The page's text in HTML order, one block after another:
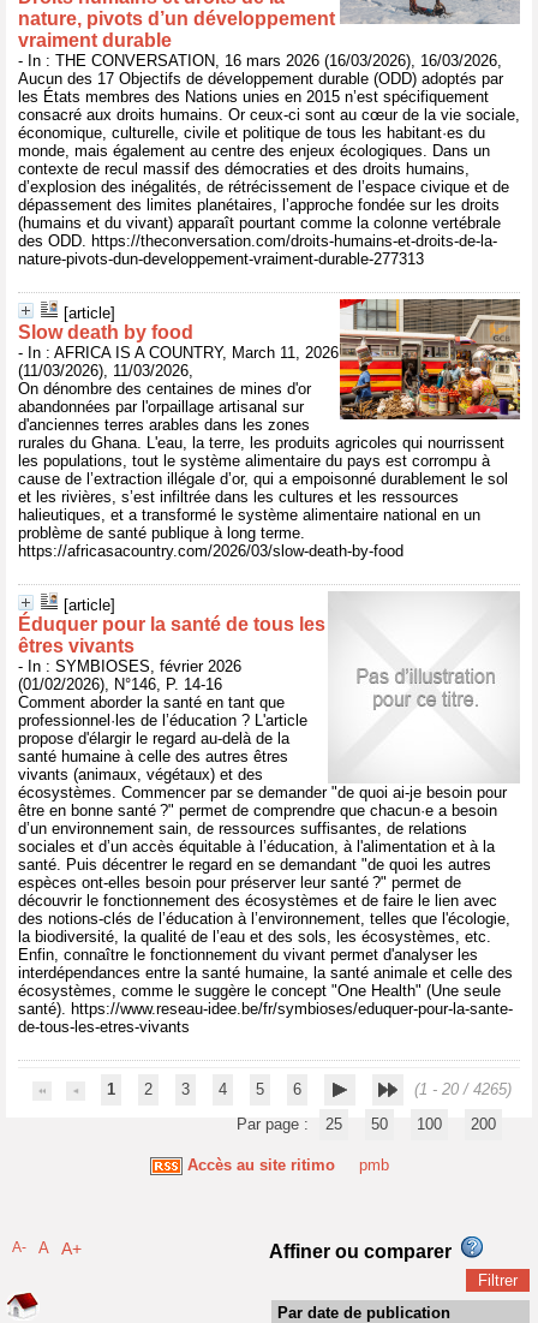
nature, pivots d’un développement
vraiment durable
- In : THE CONVERSATION, 16 mars 2026 (16/03/2026), 16/03/2026,
Aucun des 17 Objectifs de développement durable (ODD) adoptés par
les États membres des Nations unies en 2015 n’est spécifiquement
consacré aux droits humains. Or ceux-ci sont au cœur de la vie sociale,
économique, culturelle, civile et politique de tous les habitant·es du
monde, mais également au centre des enjeux écologiques. Dans un
contexte de recul massif des démocraties et des droits humains,
d’explosion des inégalités, de rétrécissement de l’espace civique et de
dépassement des limites planétaires, l’approche fondée sur les droits
(humains et du vivant) apparaît pourtant comme la colonne vertébrale
des ODD. https://theconversation.com/droits-humains-et-droits-de-la-
nature-pivots-dun-developpement-vraiment-durable-277313
[article]
Slow death by food
- In : AFRICA IS A COUNTRY, March 11, 2026
(11/03/2026), 11/03/2026,
On dénombre des centaines de mines d'or
abandonnées par l'orpaillage artisanal sur
d'anciennes terres arables dans les zones
rurales du Ghana. L'eau, la terre, les produits agricoles qui nourrissent
les populations, tout le système alimentaire du pays est corrompu à
cause de l’extraction illégale d’or, qui a empoisonné durablement le sol
et les rivières, s’est infiltrée dans les cultures et les ressources
halieutiques, et a transformé le système alimentaire national en un
problème de santé publique à long terme.
https://africasacountry.com/2026/03/slow-death-by-food
[article]
Éduquer pour la santé de tous les
êtres vivants
- In : SYMBIOSES, février 2026
(01/02/2026), N°146, P. 14-16
Comment aborder la santé en tant que
professionnel·les de l’éducation ? L'article
propose d'élargir le regard au-delà de la
santé humaine à celle des autres êtres
vivants (animaux, végétaux) et des
écosystèmes. Commencer par se demander "de quoi ai-je besoin pour
être en bonne santé ?" permet de comprendre que chacun·e a besoin
d’un environnement sain, de ressources suffisantes, de relations
sociales et d’un accès équitable à l’éducation, à l'alimentation et à la
santé. Puis décentrer le regard en se demandant "de quoi les autres
espèces ont-elles besoin pour préserver leur santé ?" permet de
découvrir le fonctionnement des écosystèmes et de faire le lien avec
des notions-clés de l’éducation à l’environnement, telles que l'écologie,
la biodiversité, la qualité de l’eau et des sols, les écosystèmes, etc.
Enfin, connaître le fonctionnement du vivant permet d'analyser les
interdépendances entre la santé humaine, la santé animale et celle des
écosystèmes, comme le suggère le concept "One Health" (Une seule
santé). https://www.reseau-idee.be/fr/symbioses/eduquer-pour-la-sante-
de-tous-les-etres-vivants
1 2 3 4 5 6
(1 - 20 / 4265)
Par page :
25 50 100 200
Accès au site ritimo pmb
A- A A+ Affiner ou comparer
Par date de publication